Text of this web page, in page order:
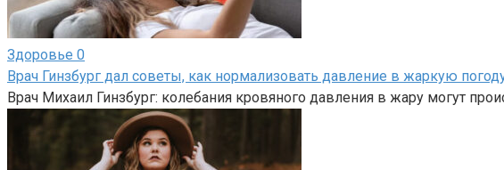
Здоровье 0
Врач Гинзбург дал советы, как нормализовать давление в жаркую
Врач Михаил Гинзбург: колебания кровяного давления в жару могут